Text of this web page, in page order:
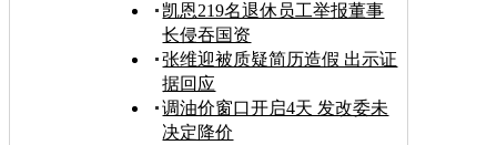
凯恩219名退休员工举报董事
长侵吞国资
张维迎被质疑简历造假 出示证
据回应
调油价窗口开启4天 发改委未
决定降价